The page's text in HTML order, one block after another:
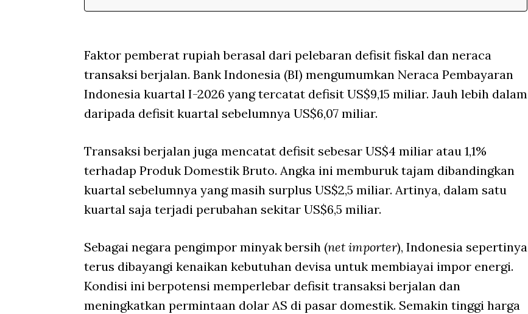
Faktor pemberat rupiah berasal dari pelebaran defisit fiskal dan neraca
transaksi berjalan. Bank Indonesia (BI) mengumumkan Neraca Pembayaran
Indonesia kuartal I-2026 yang tercatat defisit US$9,15 miliar. Jauh lebih dalam
daripada defisit kuartal sebelumnya US$6,07 miliar.
Transaksi berjalan juga mencatat defisit sebesar US$4 miliar atau 1,1%
terhadap Produk Domestik Bruto. Angka ini memburuk tajam dibandingkan
kuartal sebelumnya yang masih surplus US$2,5 miliar. Artinya, dalam satu
kuartal saja terjadi perubahan sekitar US$6,5 miliar.
Sebagai negara pengimpor minyak bersih (net importer), Indonesia sepertinya
terus dibayangi kenaikan kebutuhan devisa untuk membiayai impor energi.
Kondisi ini berpotensi memperlebar defisit transaksi berjalan dan
meningkatkan permintaan dolar AS di pasar domestik. Semakin tinggi harga